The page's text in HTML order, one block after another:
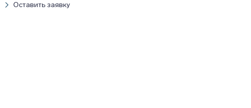
Оставить заявку